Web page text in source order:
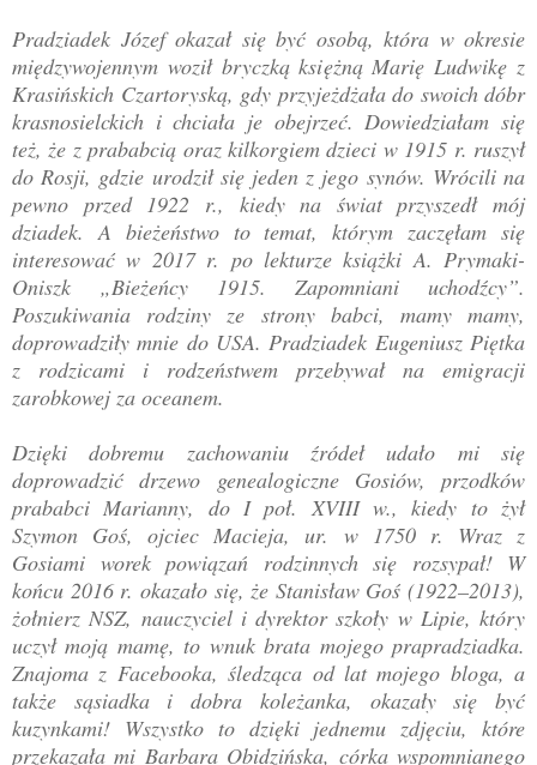
Pradziadek Józef okazał się być osobą, która w okresie
międzywojennym woził bryczką księżną Marię Ludwikę z
Krasińskich Czartoryską, gdy przyjeżdżała do swoich dóbr
krasnosielckich i chciała je obejrzeć. Dowiedziałam się
też, że z prababcią oraz kilkorgiem dzieci w 1915 r. ruszył
do Rosji, gdzie urodził się jeden z jego synów. Wrócili na
pewno przed 1922 r., kiedy na świat przyszedł mój
dziadek. A bieżeństwo to temat, którym zaczęłam się
interesować w 2017 r. po lekturze książki A. Prymaki-
Oniszk „Bieżeńcy 1915. Zapomniani uchodźcy”.
Poszukiwania rodziny ze strony babci, mamy mamy,
doprowadziły mnie do USA. Pradziadek Eugeniusz Piętka
z rodzicami i rodzeństwem przebywał na emigracji
zarobkowej za oceanem.
Dzięki dobremu zachowaniu źródeł udało mi się
doprowadzić drzewo genealogiczne Gosiów, przodków
prababci Marianny, do I poł. XVIII w., kiedy to żył
Szymon Goś, ojciec Macieja, ur. w 1750 r. Wraz z
Gosiami worek powiązań rodzinnych się rozsypał! W
końcu 2016 r. okazało się, że Stanisław Goś (1922–2013),
żołnierz NSZ, nauczyciel i dyrektor szkoły w Lipie, który
uczył moją mamę, to wnuk brata mojego prapradziadka.
Znajoma z Facebooka, śledząca od lat mojego bloga, a
także sąsiadka i dobra koleżanka, okazały się być
kuzynkami! Wszystko to dzięki jednemu zdjęciu, które
przekazała mi Barbara Obidzińska, córka wspomnianego